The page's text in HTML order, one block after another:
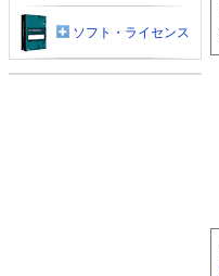
ソフト・ライセンス